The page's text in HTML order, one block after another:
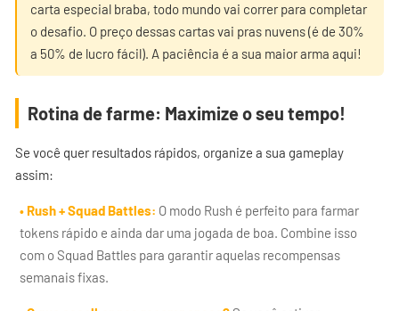
carta especial braba, todo mundo vai correr para completar
o desafio. O preço dessas cartas vai pras nuvens (é de 30%
a 50% de lucro fácil). A paciência é a sua maior arma aqui!
Rotina de farme: Maximize o seu tempo!
Se você quer resultados rápidos, organize a sua gameplay
assim:
• Rush + Squad Battles: O modo Rush é perfeito para farmar
tokens rápido e ainda dar uma jogada de boa. Combine isso
com o Squad Battles para garantir aquelas recompensas
semanais fixas.